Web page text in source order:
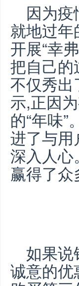
因为
就地过
开展“幸
把自己
不仅秀
示,正因
的“年味
进了与
深入人
赢得了
如果说
诚意的